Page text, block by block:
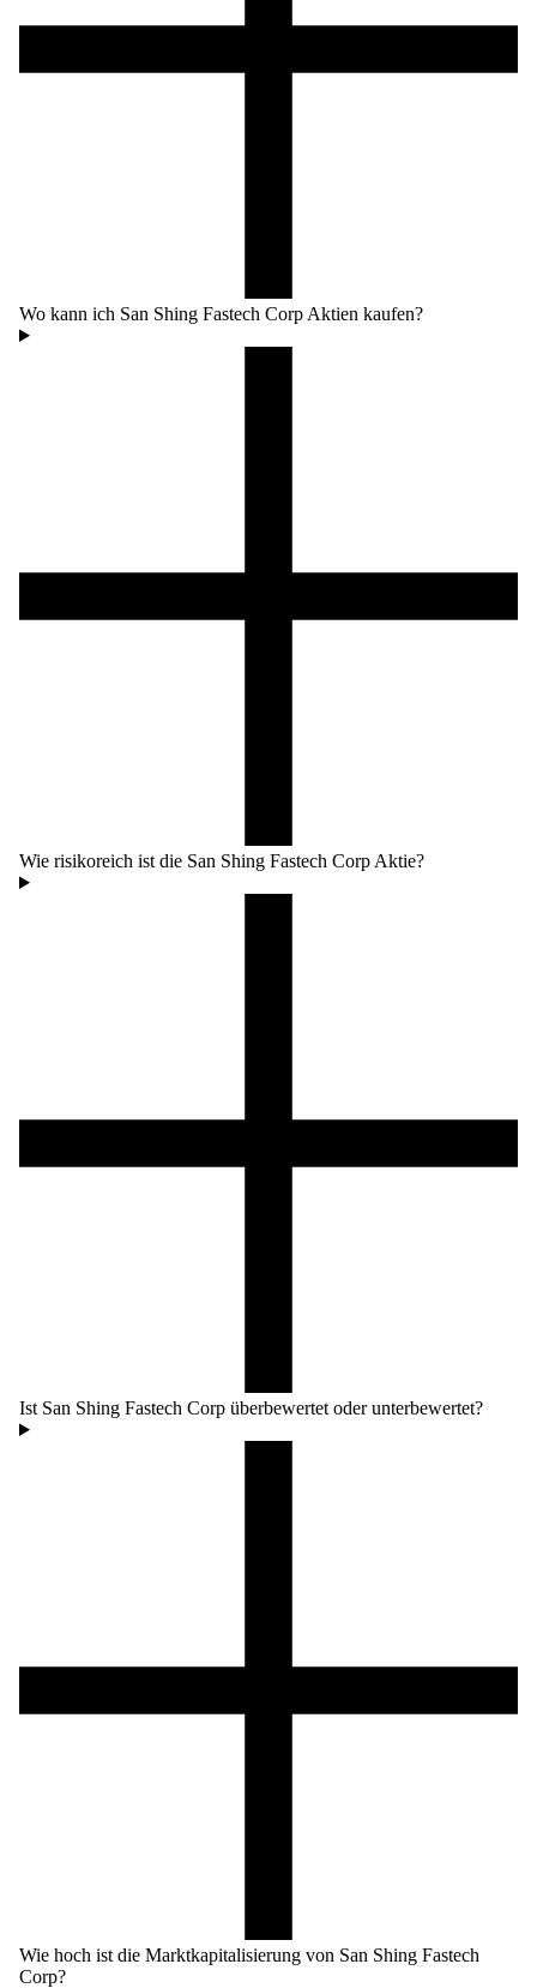
Wo kann ich San Shing Fastech Corp Aktien kaufen?
Wie risikoreich ist die San Shing Fastech Corp Aktie?
Ist San Shing Fastech Corp überbewertet oder unterbewertet?
Wie hoch ist die Marktkapitalisierung von San Shing Fastech
Corp?